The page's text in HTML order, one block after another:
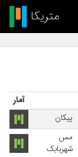
آمار
پیکان
مس
شهربابک